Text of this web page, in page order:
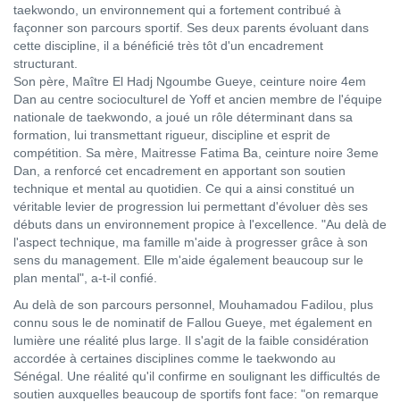
taekwondo, un environnement qui a fortement contribué à
façonner son parcours sportif. Ses deux parents évoluant dans
cette discipline, il a bénéficié très tôt d'un encadrement
structurant.
Son père, Maître El Hadj Ngoumbe Gueye, ceinture noire 4em
Dan au centre socioculturel de Yoff et ancien membre de l'équipe
nationale de taekwondo, a joué un rôle déterminant dans sa
formation, lui transmettant rigueur, discipline et esprit de
compétition. Sa mère, Maitresse Fatima Ba, ceinture noire 3eme
Dan, a renforcé cet encadrement en apportant son soutien
technique et mental au quotidien. Ce qui a ainsi constitué un
véritable levier de progression lui permettant d'évoluer dès ses
débuts dans un environnement propice à l'excellence. "Au delà de
l'aspect technique, ma famille m'aide à progresser grâce à son
sens du management. Elle m'aide également beaucoup sur le
plan mental", a-t-il confié.
Au delà de son parcours personnel, Mouhamadou Fadilou, plus
connu sous le de nominatif de Fallou Gueye, met également en
lumière une réalité plus large. Il s'agit de la faible considération
accordée à certaines disciplines comme le taekwondo au
Sénégal. Une réalité qu'il confirme en soulignant les difficultés de
soutien auxquelles beaucoup de sportifs font face: "on remarque